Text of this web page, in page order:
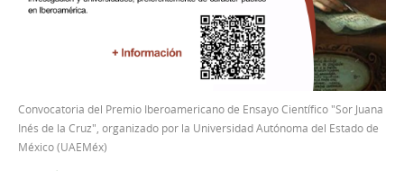
Convocatoria del Premio Iberoamericano de Ensayo Científico "Sor Juana
Inés de la Cruz", organizado por la Universidad Autónoma del Estado de
México (UAEMéx)